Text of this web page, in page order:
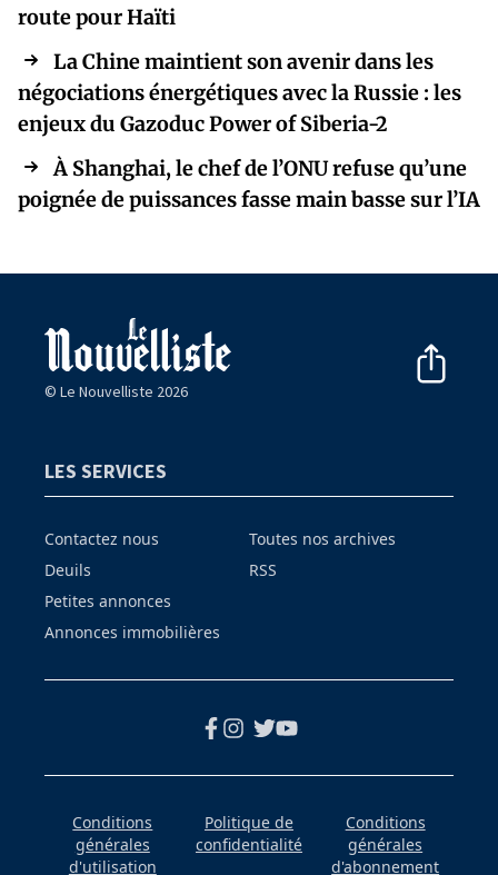
route pour Haïti
La Chine maintient son avenir dans les
négociations énergétiques avec la Russie : les
enjeux du Gazoduc Power of Siberia-2
À Shanghai, le chef de l’ONU refuse qu’une
poignée de puissances fasse main basse sur l’IA
© Le Nouvelliste 2026
LES SERVICES
Contactez nous
Deuils
Petites annonces
Annonces immobilières
Toutes nos archives
RSS
Conditions
générales
d'utilisation
Politique de
confidentialité
Conditions
générales
d'abonnement